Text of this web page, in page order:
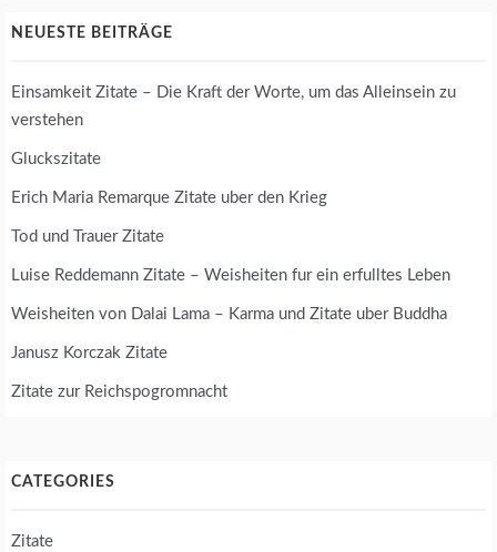
NEUESTE BEITRÄGE
Einsamkeit Zitate – Die Kraft der Worte, um das Alleinsein zu
verstehen
Gluckszitate
Erich Maria Remarque Zitate uber den Krieg
Tod und Trauer Zitate
Luise Reddemann Zitate – Weisheiten fur ein erfulltes Leben
Weisheiten von Dalai Lama – Karma und Zitate uber Buddha
Janusz Korczak Zitate
Zitate zur Reichspogromnacht
CATEGORIES
Zitate